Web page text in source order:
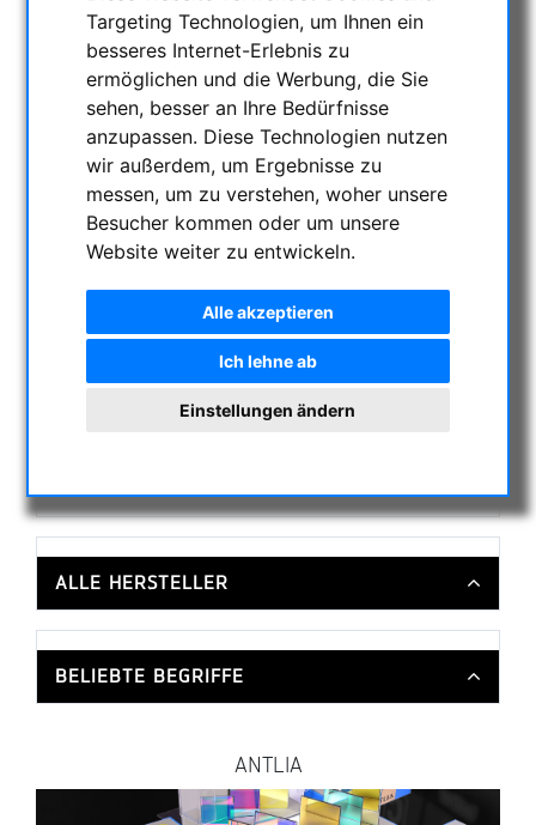
Targeting Technologien, um Ihnen ein
besseres Internet-Erlebnis zu
ermöglichen und die Werbung, die Sie
sehen, besser an Ihre Bedürfnisse
anzupassen. Diese Technologien nutzen
wir außerdem, um Ergebnisse zu
messen, um zu verstehen, woher unsere
Besucher kommen oder um unsere
Website weiter zu entwickeln.
Alle akzeptieren
Ich lehne ab
Einstellungen ändern
AKTUELLE ANGEBOTE
ASTROPROFESSIONAL TELESCOPES
SECONDHAND & LAGERBESTAND
APM PRODUKTE
ASTROEINSTIEG
FERNGLÄSER, SPEKTIVE
TELESKOPE
MONTIERUNGEN & STATIVE
CMOS & CCD KAMERAS
OPTISCHES ZUBEHÖR
MECHANISCHES ZUBEHÖR
ALLE HERSTELLER
BELIEBTE BEGRIFFE
ANTLIA